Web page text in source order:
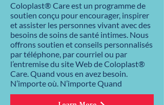
Coloplast® Care est un programme de
soutien conçu pour encourager, inspirer
et assister les personnes vivant avec des
besoins de soins de santé intimes. Nous
offrons soutien et conseils personnalisés
par téléphone, par courriel ou par
l’entremise du site Web de Coloplast®
Care. Quand vous en avez besoin.
N’importe où. N’importe Quand